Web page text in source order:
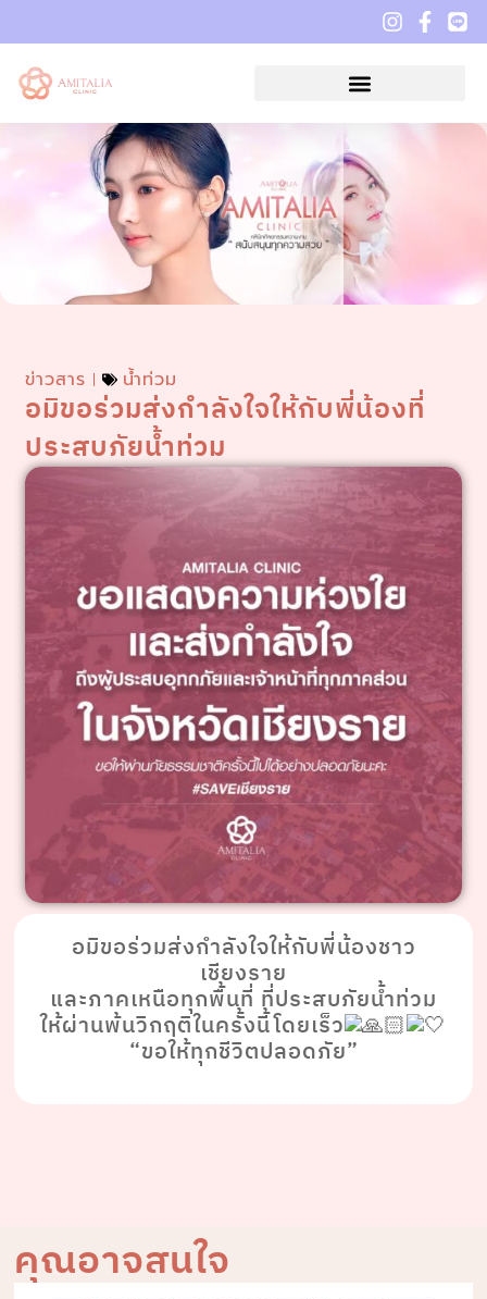
ข่าวสาร น้ำท่วม
อมิขอร่วมส่งกําลังใจให้กับพี่น้องที่
ประสบภัยน้ำท่วม
อมิขอร่วมส่งกําลังใจให้กับพี่น้องชาว
เชียงราย
และภาคเหนือทุกพื้นที่ ที่ประสบภัยน้ำท่วม
ให้ผ่านพ้นวิกฤติในครั้งนี้โดยเร็ว
“ขอให้ทุกชีวิตปลอดภัย”
คุณอาจสนใจ